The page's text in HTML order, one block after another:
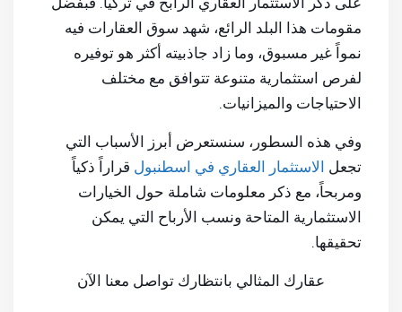
مقومات هذا البلد الرائع، شهد سوق العقارات فيه
نمواً غير مسبوق، وما زاد جاذبيته أكثر هو توفيره
لفرص استثمارية متنوعة تتوافق مع مختلف
الاحتياجات والميزانيات.
وفي هذه السطور، سنستعرض أبرز الأسباب التي
تجعل الاستثمار العقاري في اسطنبول قراراً ذكياً
ومربحاً، مع ذكر معلومات شاملة حول الخيارات
الاستثمارية المتاحة ونسب الأرباح التي يمكن
تحقيقها.
عقارك المثالي بانتظارك تواصل معنا الآن